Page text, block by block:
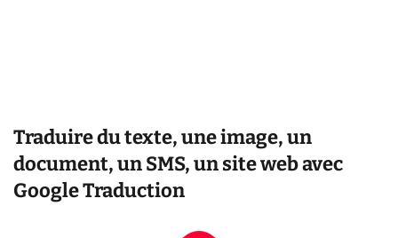
Traduire du texte, une image, un
document, un SMS, un site web avec
Google Traduction